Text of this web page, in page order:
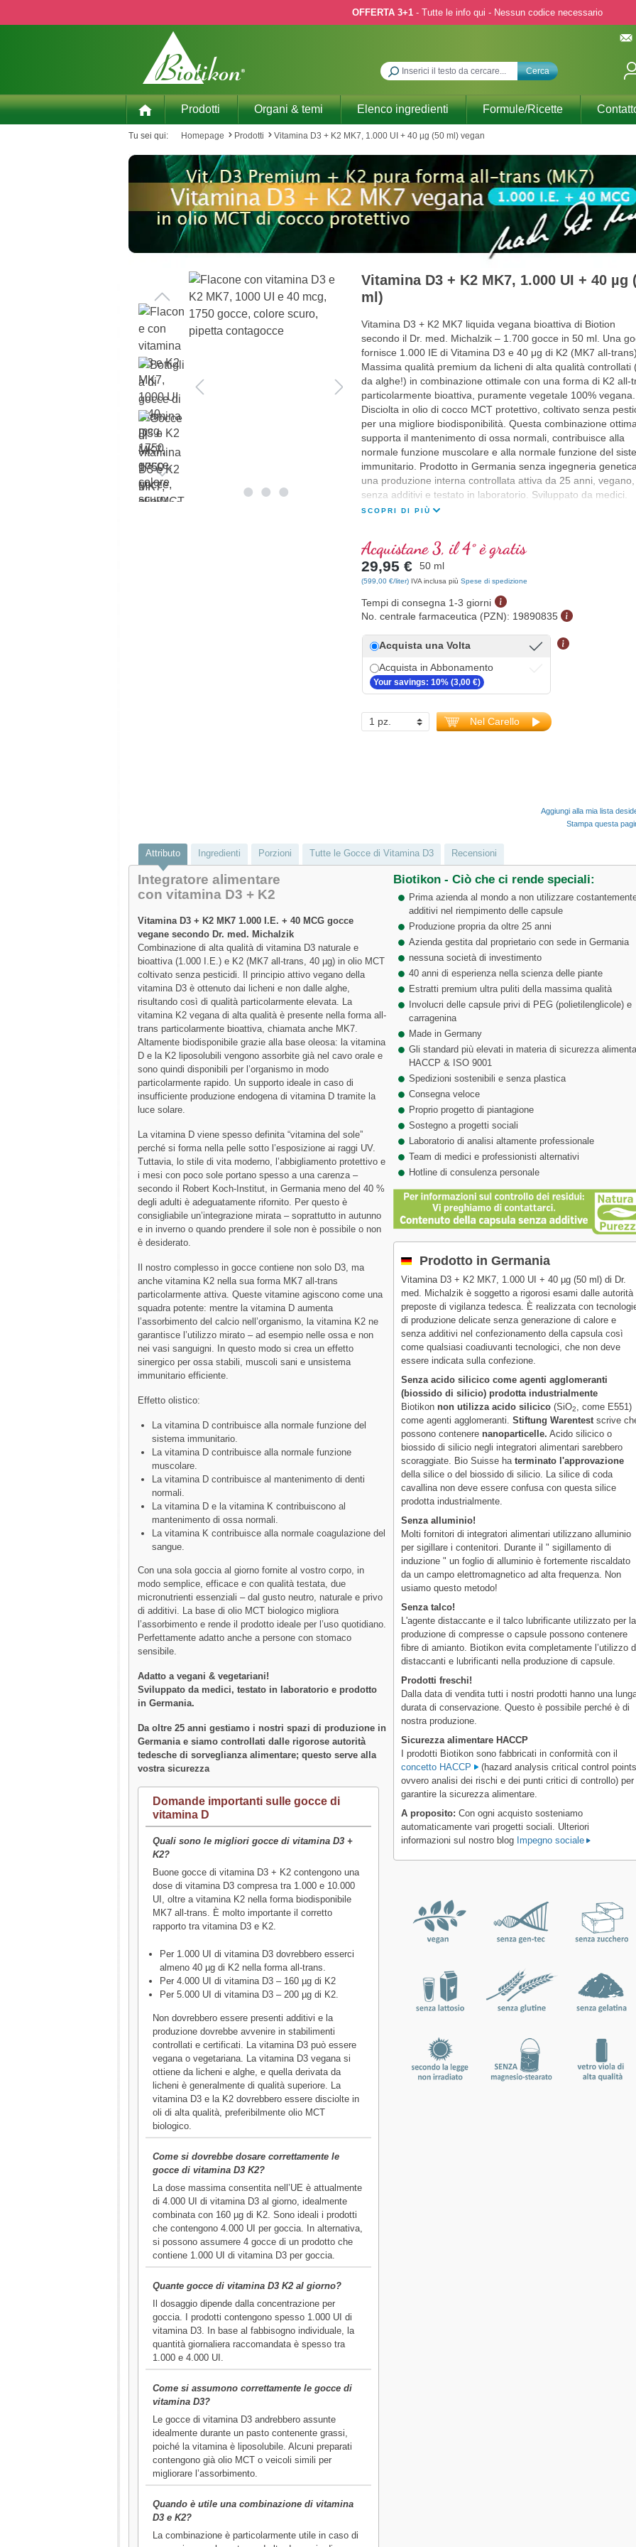
OFFERTA 3+1- Tutte le info qui - Nessun codice necessario
Cerca
Prodotti Organi & temi Elenco ingredienti Formule/Ricette
Tu sei qui: Homepage Prodotti Vitamina D3 + K2 MK7, 1.000 UI + 40 µg (50 ml) vegan
Vitamina D3 + K2 MK7, 1.000 UI + 40 µg
ml)
Vitamina D3 + K2 MK7 liquida vegana bioattiva di Biotion
secondo il Dr. med. Michalzik – 1.700 gocce in 50 ml. Una
fornisce 1.000 IE di Vitamina D3 e 40 μg di K2 (MK7 all-
Massima qualità premium da licheni di alta qualità controllati
da alghe!) in combinazione ottimale con una forma di K2 all-
particolarmente bioattiva, puramente vegetale 100% vegana.
Disciolta in olio di cocco MCT protettivo, coltivato senza
per una migliore biodisponibilità. Questa combinazione
supporta il mantenimento di ossa normali, contribuisce alla
normale funzione muscolare e alla normale funzione del
immunitario. Prodotto in Germania senza ingegneria
una produzione interna controllata attiva da 25 anni, vegano,
senza additivi e testato in laboratorio. Sviluppato da medici.
SCOPRI DI PIÙ
Acquistane 3, il 4° è gratis
29,95 € 50 ml
(599,00 €/liter) IVA inclusa più Spese di spedizione
Tempi di consegna 1-3 giorni
No. centrale farmaceutica (PZN): 19890835
Acquista una Volta
Acquista in Abbonamento
Your savings: 10% (3,00 €)
Nel Carello
Aggiungi alla mia lista
Stampa questa
Attributo Ingredienti Porzioni Tutte le Gocce di Vitamina D3 Recensioni
Integratore alimentare
con vitamina D3 + K2
Vitamina D3 + K2 MK7 1.000 I.E. + 40 MCG gocce
vegane secondo Dr. med. Michalzik
Combinazione di alta qualità di vitamina D3 naturale e
bioattiva (1.000 I.E.) e K2 (MK7 all-trans, 40 µg) in olio MCT
coltivato senza pesticidi. Il principio attivo vegano della
vitamina D3 è ottenuto dai licheni e non dalle alghe,
risultando così di qualità particolarmente elevata. La
vitamina K2 vegana di alta qualità è presente nella forma all-
trans particolarmente bioattiva, chiamata anche MK7.
Altamente biodisponibile grazie alla base oleosa: la vitamina
D e la K2 liposolubili vengono assorbite già nel cavo orale e
sono quindi disponibili per l’organismo in modo
particolarmente rapido. Un supporto ideale in caso di
insufficiente produzione endogena di vitamina D tramite la
luce solare.
La vitamina D viene spesso definita “vitamina del sole”
perché si forma nella pelle sotto l’esposizione ai raggi UV.
Tuttavia, lo stile di vita moderno, l’abbigliamento protettivo e
i mesi con poco sole portano spesso a una carenza –
secondo il Robert Koch-Institut, in Germania meno del 40 %
degli adulti è adeguatamente rifornito. Per questo è
consigliabile un’integrazione mirata – soprattutto in autunno
e in inverno o quando prendere il sole non è possibile o non
è desiderato.
Il nostro complesso in gocce contiene non solo D3, ma
anche vitamina K2 nella sua forma MK7 all-trans
particolarmente attiva. Queste vitamine agiscono come una
squadra potente: mentre la vitamina D aumenta
l’assorbimento del calcio nell’organismo, la vitamina K2 ne
garantisce l’utilizzo mirato – ad esempio nelle ossa e non
nei vasi sanguigni. In questo modo si crea un effetto
sinergico per ossa stabili, muscoli sani e unsistema
immunitario efficiente.
Effetto olistico:
La vitamina D contribuisce alla normale funzione del
sistema immunitario.
La vitamina D contribuisce alla normale funzione
muscolare.
La vitamina D contribuisce al mantenimento di denti
normali.
La vitamina D e la vitamina K contribuiscono al
mantenimento di ossa normali.
La vitamina K contribuisce alla normale coagulazione del
sangue.
Con una sola goccia al giorno fornite al vostro corpo, in
modo semplice, efficace e con qualità testata, due
micronutrienti essenziali – dal gusto neutro, naturale e privo
di additivi. La base di olio MCT biologico migliora
l’assorbimento e rende il prodotto ideale per l’uso quotidiano.
Perfettamente adatto anche a persone con stomaco
sensibile.
Adatto a vegani & vegetariani!
Sviluppato da medici, testato in laboratorio e prodotto
in Germania.
Da oltre 25 anni gestiamo i nostri spazi di produzione in
Germania e siamo controllati dalle rigorose autorità
tedesche di sorveglianza alimentare; questo serve alla
vostra sicurezza
Domande importanti sulle gocce di
vitamina D
Quali sono le migliori gocce di vitamina D3 +
K2?
Buone gocce di vitamina D3 + K2 contengono una
dose di vitamina D3 compresa tra 1.000 e 10.000
UI, oltre a vitamina K2 nella forma biodisponibile
MK7 all-trans. È molto importante il corretto
rapporto tra vitamina D3 e K2.
Per 1.000 UI di vitamina D3 dovrebbero esserci
almeno 40 µg di K2 nella forma all-trans.
Per 4.000 UI di vitamina D3 – 160 µg di K2
Per 5.000 UI di vitamina D3 – 200 µg di K2.
Non dovrebbero essere presenti additivi e la
produzione dovrebbe avvenire in stabilimenti
controllati e certificati. La vitamina D3 può essere
vegana o vegetariana. La vitamina D3 vegana si
ottiene da licheni e alghe, e quella derivata da
licheni è generalmente di qualità superiore. La
vitamina D3 e la K2 dovrebbero essere disciolte in
oli di alta qualità, preferibilmente olio MCT
biologico.
Come si dovrebbe dosare correttamente le
gocce di vitamina D3 K2?
La dose massima consentita nell’UE è attualmente
di 4.000 UI di vitamina D3 al giorno, idealmente
combinata con 160 µg di K2. Sono ideali i prodotti
che contengono 4.000 UI per goccia. In alternativa,
si possono assumere 4 gocce di un prodotto che
contiene 1.000 UI di vitamina D3 per goccia.
Quante gocce di vitamina D3 K2 al giorno?
Il dosaggio dipende dalla concentrazione per
goccia. I prodotti contengono spesso 1.000 UI di
vitamina D3. In base al fabbisogno individuale, la
quantità giornaliera raccomandata è spesso tra
1.000 e 4.000 UI.
Come si assumono correttamente le gocce di
vitamina D3?
Le gocce di vitamina D3 andrebbero assunte
idealmente durante un pasto contenente grassi,
poiché la vitamina è liposolubile. Alcuni preparati
contengono già olio MCT o veicoli simili per
migliorare l’assorbimento.
Quando è utile una combinazione di vitamina
D3 e K2?
La combinazione è particolarmente utile in caso di
Biotikon - Ciò che ci rende speciali:
Prima azienda al mondo a non utilizzare
additivi nel riempimento delle capsule
Produzione propria da oltre 25 anni
Azienda gestita dal proprietario con sede in Germania
nessuna società di investimento
40 anni di esperienza nella scienza delle piante
Estratti premium ultra puliti della massima qualità
Involucri delle capsule privi di PEG (polietilenglicole) e
carragenina
Made in Germany
Gli standard più elevati in materia di sicurezza
HACCP & ISO 9001
Spedizioni sostenibili e senza plastica
Consegna veloce
Proprio progetto di piantagione
Sostegno a progetti sociali
Laboratorio di analisi altamente professionale
Team di medici e professionisti alternativi
Hotline di consulenza personale
Prodotto in Germania
Vitamina D3 + K2 MK7, 1.000 UI + 40 µg (50 ml) di Dr.
med. Michalzik è soggetto a rigorosi esami dalle autorità
preposte di vigilanza tedesca. È realizzata con
di produzione delicate senza generazione di calore e
senza additivi nel confezionamento della capsula così
come qualsiasi coadiuvanti tecnologici, che non deve
essere indicata sulla confezione.
Senza acido silicico come agenti agglomeranti
(biossido di silicio) prodotta industrialmente
Biotikon non utilizza acido silicico (SiO2
, come E551)
come agenti agglomeranti.Stiftung Warentest scrive
possono contenere nanoparticelle. Acido silicico o
biossido di silicio negli integratori alimentari sarebbero
scoraggiate. Bio Suisse haterminato l'approvazione
della silice o del biossido di silicio. La silice di coda
cavallina non deve essere confusa con questa silice
prodotta industrialmente.
Senza alluminio!
Molti fornitori di integratori alimentari utilizzano alluminio
per sigillare i contenitori. Durante il " sigillamento di
induzione " un foglio di alluminio è fortemente riscaldato
da un campo elettromagnetico ad alta frequenza. Non
usiamo questo metodo!
Senza talco!
L'agente distaccante e il talco lubrificante utilizzato per la
produzione di compresse o capsule possono contenere
fibre di amianto. Biotikon evita completamente l’utilizzo
distaccanti e lubrificanti nella produzione di capsule.
Prodotti freschi!
Dalla data di vendita tutti i nostri prodotti hanno una
durata di conservazione. Questo è possibile perché è di
nostra produzione.
Sicurezza alimentare HACCP
I prodotti Biotikon sono fabbricati in conformità con il
concetto HACCP
(hazard analysis critical control
ovvero analisi dei rischi e dei punti critici di controllo) per
garantire la sicurezza alimentare.
A proposito: Con ogni acquisto sosteniamo
automaticamente vari progetti sociali. Ulteriori
informazioni sul nostro blog Impegno sociale